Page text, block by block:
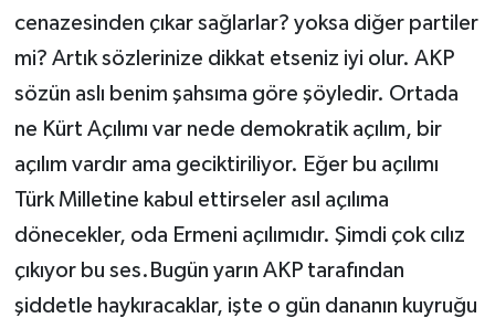
cenazesinden çıkar sağlarlar? yoksa diğer partiler
mi? Artık sözlerinize dikkat etseniz iyi olur. AKP
sözün aslı benim şahsıma göre şöyledir. Ortada
ne Kürt Açılımı var nede demokratik açılım, bir
açılım vardır ama geciktiriliyor. Eğer bu açılımı
Türk Milletine kabul ettirseler asıl açılıma
dönecekler, oda Ermeni açılımıdır. Şimdi çok cılız
çıkıyor bu ses.Bugün yarın AKP tarafından
şiddetle haykıracaklar, işte o gün dananın kuyruğu